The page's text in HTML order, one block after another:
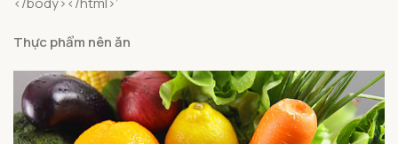
Thực phẩm nên ăn